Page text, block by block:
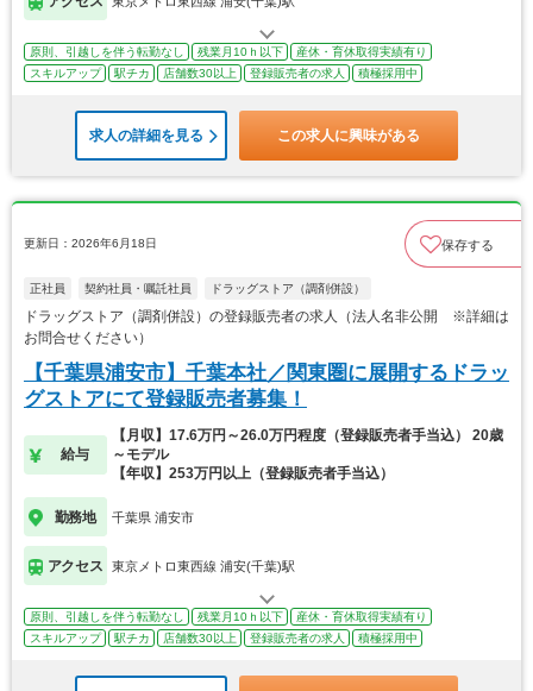
原則、引越しを伴う転勤なし 残業月10ｈ以下
産休・育休取得実績有り
スキルアップ
駅チカ 店舗数30以上 登録販売者の求人 積極採用中
求人の詳細を見る この求人に興味がある
更新日：2026年6月18日 保存する
正社員 契約社員・嘱託社員 ドラッグストア（調剤併設）
ドラッグストア（調剤併設）の登録販売者の求人（法人名非公開 ※詳細は
お問合せください）
【千葉県浦安市】千葉本社／関東圏に展開するドラッ
グストアにて登録販売者募集！
給与
【月収】17.6万円～26.0万円程度（登録販売者手当込） 20歳
～モデル
【年収】253万円以上（登録販売者手当込）
勤務地 千葉県 浦安市
アクセス 東京メトロ東西線 浦安(千葉)駅
原則、引越しを伴う転勤なし 残業月10ｈ以下
産休・育休取得実績有り
スキルアップ
駅チカ 店舗数30以上 登録販売者の求人 積極採用中